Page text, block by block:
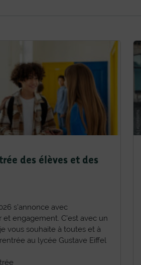
des élèves et des
s’annonce avec
engagement. C’est avec un
vous souhaite à toutes et à
au lycée Gustave Eiffel